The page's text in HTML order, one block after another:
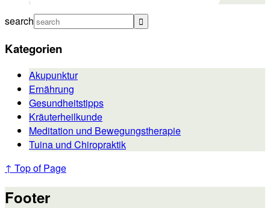
search
Kategorien
Akupunktur
Ernährung
Gesundheitstipps
Kräuterheilkunde
Meditation und Bewegungstherapie
Tuina und Chiropraktik
↑ Top of Page
Footer